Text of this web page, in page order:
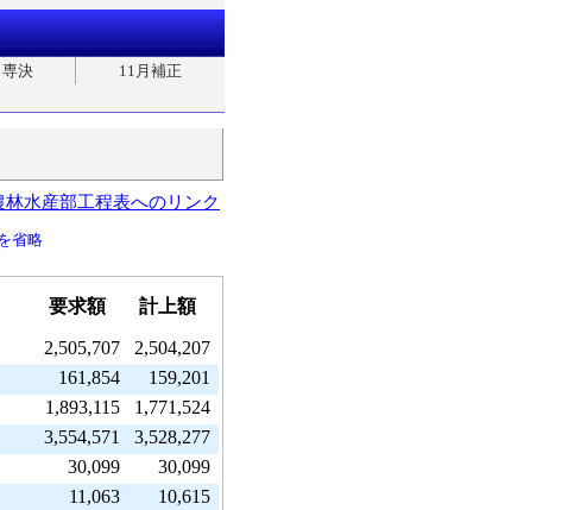
決
11月補正
水産部工程表へのリンク
省略
要求額 計上額
2,505,707
2,504,207
161,854
159,201
1,893,115
1,771,524
3,554,571
3,528,277
30,099
30,099
11,063
10,615